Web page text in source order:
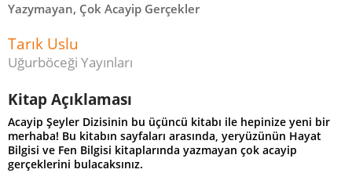
Yazymayan, Çok Acayip Gerçekler
Tarık Uslu
Uğurböceği Yayınları
Kitap Açıklaması
Acayip Şeyler Dizisinin bu üçüncü kitabı ile hepinize yeni bir
merhaba! Bu kitabın sayfaları arasında, yeryüzünün Hayat
Bilgisi ve Fen Bilgisi kitaplarında yazmayan çok acayip
gerçeklerini bulacaksınız.